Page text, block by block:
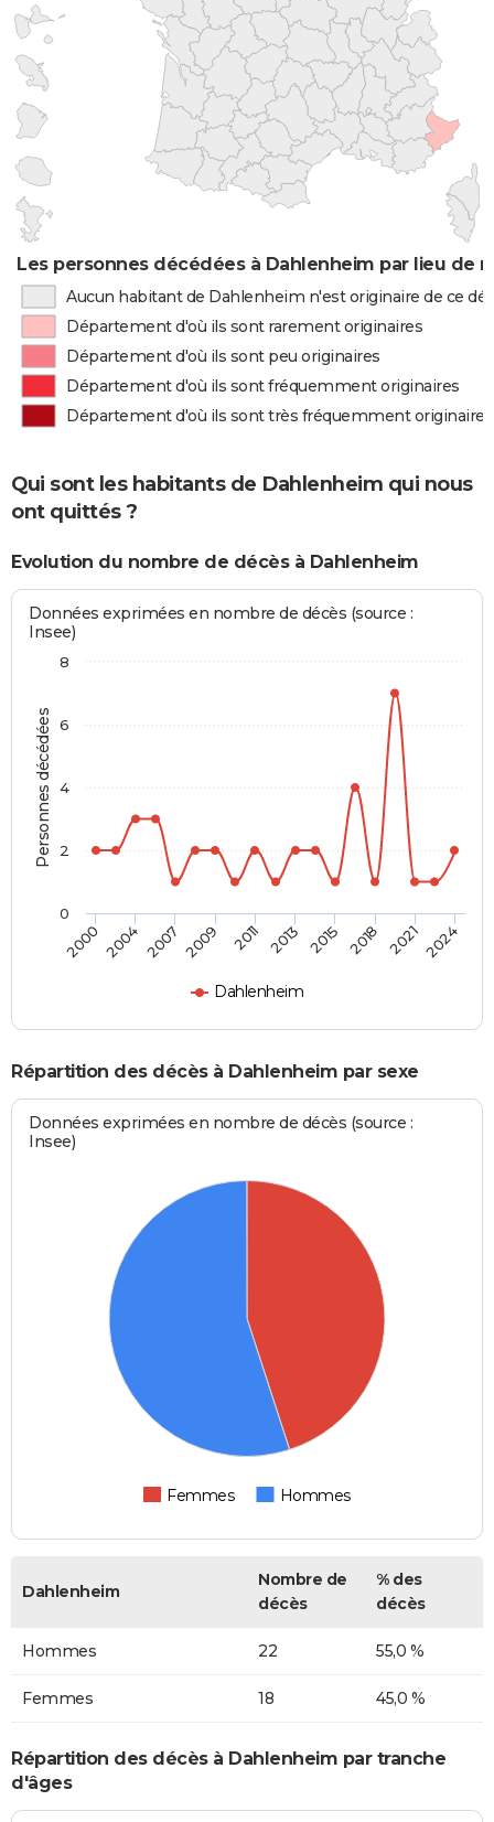
Les personnes décédées à Dahlenheim par lieu de
Aucun habitant de Dahlenheim n'est originaire de ce
Département d'où ils sont rarement originaires
Département d'où ils sont peu originaires
Département d'où ils sont fréquemment originaires
Département d'où ils sont très fréquemment originaires
Qui sont les habitants de Dahlenheim qui nous
ont quittés ?
Evolution du nombre de décès à Dahlenheim
Personnes décédées
Données exprimées en nombre de décès (source :
Insee)
Dahlenheim
2000 2004 2007 2009 2011 2013 2015 2018 20212024
0
2
4
6
8
Répartition des décès à Dahlenheim par sexe
Données exprimées en nombre de décès (source :
Insee)
Femmes Hommes
Dahlenheim
Nombre de
décès
% des
décès
Hommes 22 55,0 %
Femmes 18 45,0 %
Répartition des décès à Dahlenheim par tranche
d'âges